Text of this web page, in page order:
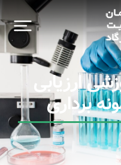
ارزیابی
برداری